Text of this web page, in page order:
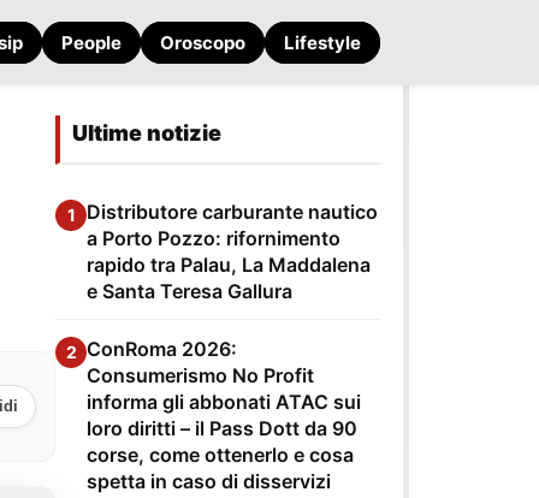
People Oroscopo Lifestyle
Ultime notizie
1
Distributore carburante nautico
a Porto Pozzo: rifornimento
rapido tra Palau, La Maddalena
e Santa Teresa Gallura
2 ConRoma 2026:
Consumerismo No Profit
informa gli abbonati ATAC sui
loro diritti – il Pass Dott da 90
corse, come ottenerlo e cosa
spetta in caso di disservizi